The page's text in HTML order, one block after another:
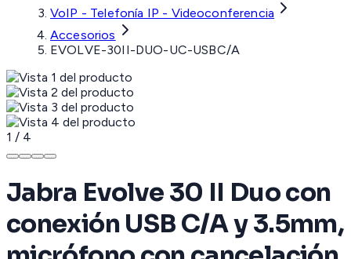
VoIP - Telefonía IP - Videoconferencia
Accesorios
EVOLVE-30II-DUO-UC-USBC/A
1 / 4
Jabra Evolve 30 II Duo con
conexión USB C/A y 3.5mm,